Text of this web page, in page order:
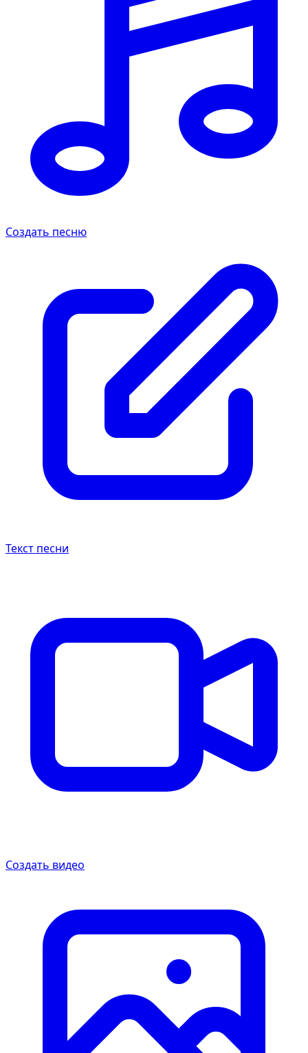
Создать песню
Текст песни
Создать видео